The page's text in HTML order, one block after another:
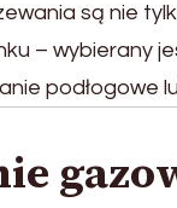
są nie
– wybierany
podłogowe